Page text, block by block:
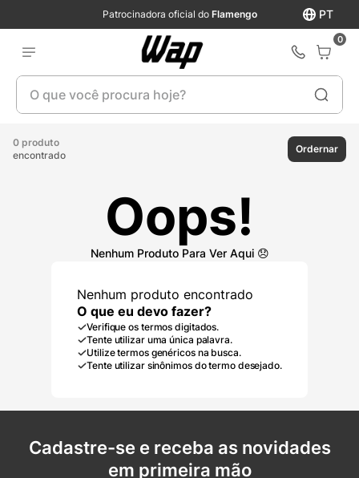
PT
Patrocinadora oficial do Flamengo
0
O que você procura hoje?
0 produto
encontrado
Ordernar
Oops!
Nenhum produto encontrado
O que eu devo fazer?
Verifique os termos digitados.
Tente utilizar uma única palavra.
Utilize termos genéricos na busca.
Tente utilizar sinônimos do termo desejado.
Cadastre-se e receba as novidades
em primeira mão